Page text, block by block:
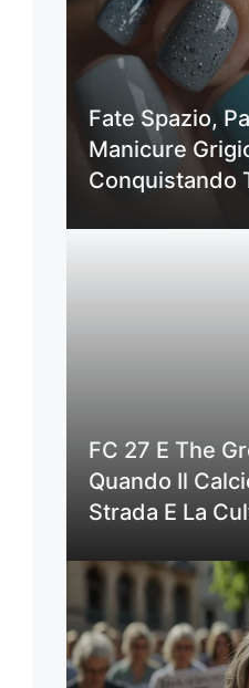
Fate Spazio,
Manicure
Conquistando
FC 27 E The
Quando Il
Strada E La